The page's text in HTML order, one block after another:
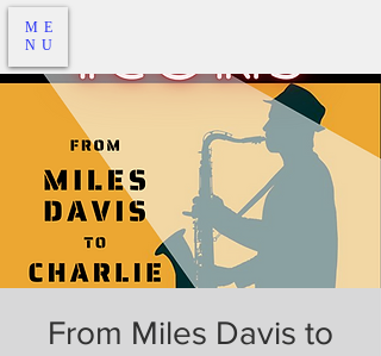
ME
NU
From Miles Davis to